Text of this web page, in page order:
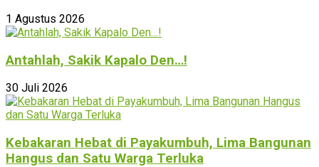
1 Agustus 2026
Antahlah, Sakik Kapalo Den…!
30 Juli 2026
Kebakaran Hebat di Payakumbuh, Lima Bangunan
Hangus dan Satu Warga Terluka